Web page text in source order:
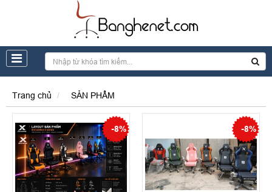
Trang chủ SẢN PHẨM
-8% -8%